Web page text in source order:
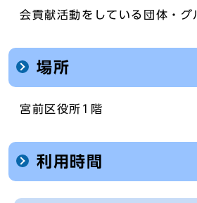
会貢献活動をしている団体・
場所
宮前区役所1階
利用時間